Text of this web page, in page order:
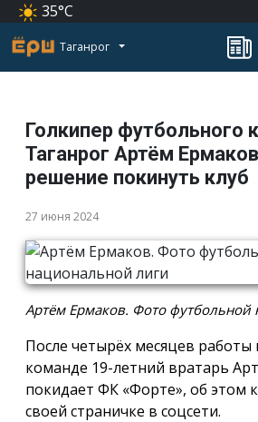
35°C
Таганрог
Голкипер футбольного
Таганрог Артём
решение покинуть клуб
27 июня 2024
Артём Ермаков. Фото футбольной
После четырёх месяцев
команде 19-летний вратарь
покидает ФК «Форте», об этом
своей страничке в соцсети.